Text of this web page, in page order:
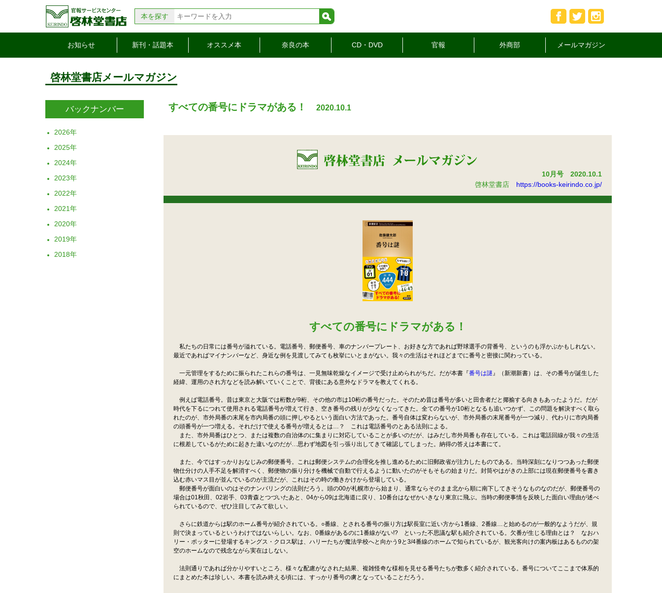
本を探す
お知らせ 新刊・話題本 オススメ本 奈良の本 CD・DVD 官報 外商部 メールマガジン
啓林堂書店メールマガジン
すべての番号にドラマがある！ 2020.10.1
10月号 2020.10.1
啓林堂書店 https://books-keirindo.co.jp/
すべての番号にドラマがある！
私たちの日常には番号が溢れている。電話番号、郵便番号、車のナンバープレート、お好きな方であれば野球選手の背番号、というのも浮かぶかもしれない。
最近であればマイナンバーなど、身近な例を見渡してみても枚挙にいとまがない。我々の生活はそれほどまでに番号と密接に関わっている。
一元管理をするために振られたこれらの番号は、一見無味乾燥なイメージで受け止められがちだ。だが本書『番号は謎』（新潮新書）は、その番号が誕生した
経緯、運用のされ方などを読み解いていくことで、背後にある意外なドラマを教えてくれる。
例えば電話番号。昔は東京と大阪では桁数が9桁、その他の市は10桁の番号だった。そのため昔は番号が多いと田舎者だと揶揄する向きもあったようだ。だが
時代を下るにつれて使用される電話番号が増えて行き、空き番号の残りが少なくなってきた。全ての番号が10桁となるも追いつかず、この問題を解決すべく取ら
れたのが、市外局番の末尾を市内局番の頭に押しやるという面白い方法であった。番号自体は変わらないが、市外局番の末尾番号が一つ減り、代わりに市内局番
の頭番号が一つ増える。それだけで使える番号が増えるとは…？ これは電話番号のとある法則による。
また、市外局番はひとつ、または複数の自治体のに集まりに対応していることが多いのだが、はみだし市外局番も存在している。これは電話回線が我々の生活
に根差しているがために起きた違いなのだが…思わず地図を引っ張り出してきて確認してしまった。納得の答えは本書にて。
また、今ではすっかりおなじみの郵便番号。これは郵便システムの合理化を推し進めるために旧郵政省が注力したものである。当時深刻になりつつあった郵便
物仕分けの人手不足を解消すべく、郵便物の振り分けを機械で自動で行えるように動いたのがそもそもの始まりだ。封筒やはがきの上部には現在郵便番号を書き
込む赤いマス目が並んでいるのが主流だが、これはその時の働きかけから登場している。
郵便番号が面白いのはそのナンバリングの法則だろう。頭の00が札幌市から始まり、通常ならそのまま北から順に南下してきそうなものなのだが、郵便番号の
場合は01秋田、02岩手、03青森とつづいたあと、04から09は北海道に戻り、10番台はなぜかいきなり東京に飛ぶ。当時の郵便事情を反映した面白い理由が述べ
られているので、ぜひ注目してみて欲しい。
さらに鉄道からは駅のホーム番号が紹介されている。○番線、とされる番号の振り方は駅長室に近い方から1番線、2番線…と始めるのが一般的なようだが、規
則で決まっているというわけではないらしい。なお、0番線があるのに1番線がない!? といった不思議な駅も紹介されている。欠番が生じる理由とは？ なおハ
リー・ポッターに登場するキングス・クロス駅は、ハリーたちが魔法学校へと向かう9と3/4番線のホームで知られているが、観光客向けの案内板はあるものの架
空のホームなので残念ながら実在はしない。
法則通りであれば分かりやすいところ、様々な配慮がなされた結果、複雑怪奇な様相を見せる番号たちが数多く紹介されている。番号についてここまで体系的
にまとめた本は珍しい。本書を読み終える頃には、すっかり番号の虜となっていることだろう。
バックナンバー
2026
2025
2024
2023
2022
2021
2020
2019
2018